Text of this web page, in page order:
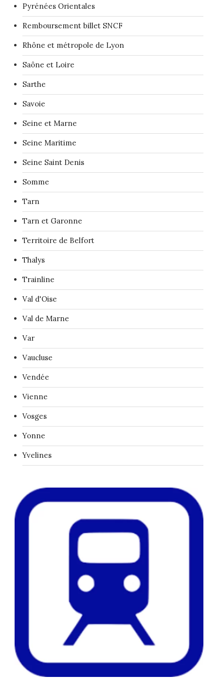
Pyrénées Orientales
Remboursement billet SNCF
Rhône et métropole de Lyon
Saône et Loire
Sarthe
Savoie
Seine et Marne
Seine Maritime
Seine Saint Denis
Somme
Tarn
Tarn et Garonne
Territoire de Belfort
Thalys
Trainline
Val d'Oise
Val de Marne
Var
Vaucluse
Vendée
Vienne
Vosges
Yonne
Yvelines